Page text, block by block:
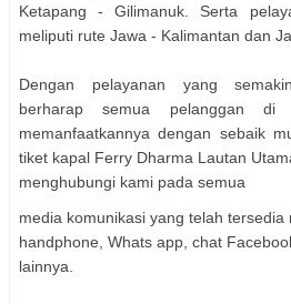
Ketapang - Gilimanuk. Serta
meliputi rute Jawa - Kalimantan dan
Dengan pelayanan yang
berharap semua pelanggan di
memanfaatkannya dengan sebaik
tiket kapal Ferry Dharma Lautan
menghubungi kami pada semua
media komunikasi yang telah tersedia
handphone, Whats app, chat
lainnya.